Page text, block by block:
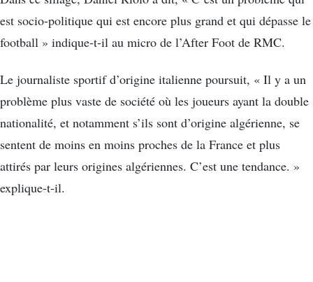
est socio-politique qui est encore plus grand et qui dépasse le
football » indique-t-il au micro de l’After Foot de RMC.
Le journaliste sportif d’origine italienne poursuit, « Il y a un
problème plus vaste de société où les joueurs ayant la double
nationalité, et notamment s’ils sont d’origine algérienne, se
sentent de moins en moins proches de la France et plus
attirés par leurs origines algériennes. C’est une tendance. »
explique-t-il.